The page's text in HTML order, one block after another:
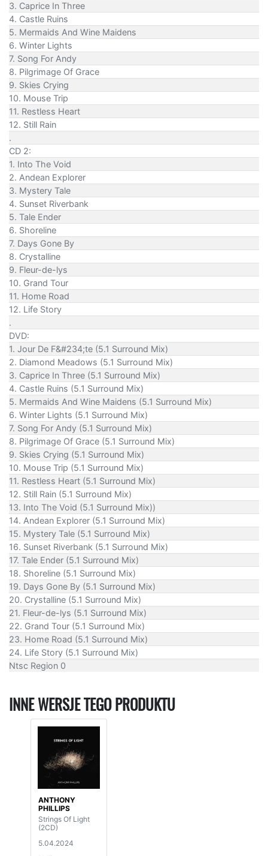
3. Caprice In Three
4. Castle Ruins
5. Mermaids And Wine Maidens
6. Winter Lights
7. Song For Andy
8. Pilgrimage Of Grace
9. Skies Crying
10. Mouse Trip
11. Restless Heart
12. Still Rain
.
CD 2:
1. Into The Void
2. Andean Explorer
3. Mystery Tale
4. Sunset Riverbank
5. Tale Ender
6. Shoreline
7. Days Gone By
8. Crystalline
9. Fleur-de-lys
10. Grand Tour
11. Home Road
12. Life Story
.
DVD:
1. Jour De F&#234;te (5.1 Surround Mix)
2. Diamond Meadows (5.1 Surround Mix)
3. Caprice In Three (5.1 Surround Mix)
4. Castle Ruins (5.1 Surround Mix)
5. Mermaids And Wine Maidens (5.1 Surround Mix)
6. Winter Lights (5.1 Surround Mix)
7. Song For Andy (5.1 Surround Mix)
8. Pilgrimage Of Grace (5.1 Surround Mix)
9. Skies Crying (5.1 Surround Mix)
10. Mouse Trip (5.1 Surround Mix)
11. Restless Heart (5.1 Surround Mix)
12. Still Rain (5.1 Surround Mix)
13. Into The Void (5.1 Surround Mix))
14. Andean Explorer (5.1 Surround Mix)
15. Mystery Tale (5.1 Surround Mix)
16. Sunset Riverbank (5.1 Surround Mix)
17. Tale Ender (5.1 Surround Mix)
18. Shoreline (5.1 Surround Mix)
19. Days Gone By (5.1 Surround Mix)
20. Crystalline (5.1 Surround Mix)
21. Fleur-de-lys (5.1 Surround Mix)
22. Grand Tour (5.1 Surround Mix)
23. Home Road (5.1 Surround Mix)
24. Life Story (5.1 Surround Mix)
Ntsc Region 0
INNE WERSJE TEGO PRODUKTU
ANTHONY
PHILLIPS
Strings Of Light
(2CD)
5.04.2024